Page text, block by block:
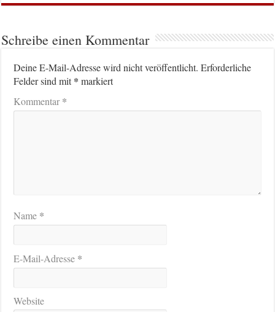
Schreibe einen Kommentar
Deine E-Mail-Adresse wird nicht veröffentlicht. Erforderliche
Felder sind mit* markiert
Kommentar*
Name *
E-Mail-Adresse *
Website